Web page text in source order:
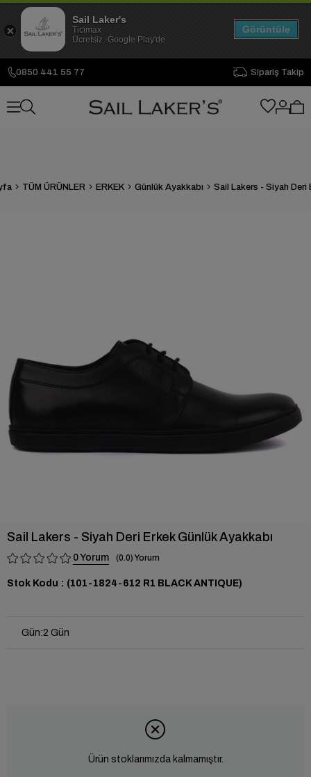
0850 441 55 77 Sipariş Takip
TÜM ÜRÜNLER ERKEK Günlük Ayakkabı
Sail Lakers - Siyah Deri Erkek Günlük Ayakkabı
0 0.0
Stok Kodu (101-1824-612 R1 BLACK ANTIQUE)
Gün:2 Gün
Ürün stoklarımızda kalmamıştır.
Sail Laker's
Ticimax
Ücretsiz -Google Play'de
Görüntüle